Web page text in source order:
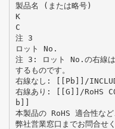
製品名 (または略号)
K
C
注 3
ロット No.
注 3: ロット No.の右線は
するものです。
右線なし: [[Pb]]/
右線あり: [[G]]/RoHS
b]]
本製品の RoHS 適合性な
弊社営業窓口までお問合せ